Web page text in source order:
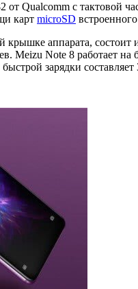
от Qualcomm с тактовой
карт microSD
крышке аппарата,
Meizu Note 8 работает
зарядки